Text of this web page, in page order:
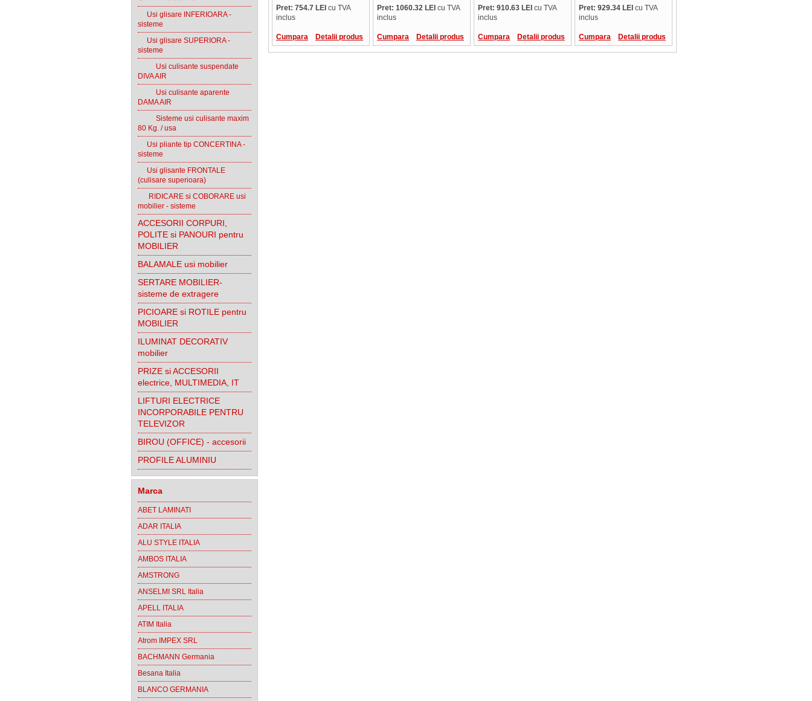
Usi glisare INFERIOARA -
sisteme
Usi glisare SUPERIORA -
sisteme
Usi culisante suspendate
DIVA AIR
Usi culisante aparente
DAMA AIR
Sisteme usi culisante maxim
80 Kg. / usa
Usi pliante tip CONCERTINA -
sisteme
Usi glisante FRONTALE
(culisare superioara)
RIDICARE si COBORARE usi
mobilier - sisteme
ACCESORII CORPURI,
POLITE si PANOURI pentru
MOBILIER
BALAMALE usi mobilier
SERTARE MOBILIER-
sisteme de extragere
PICIOARE si ROTILE pentru
MOBILIER
ILUMINAT DECORATIV
mobilier
PRIZE si ACCESORII
electrice, MULTIMEDIA, IT
LIFTURI ELECTRICE
INCORPORABILE PENTRU
TELEVIZOR
BIROU (OFFICE) - accesorii
PROFILE ALUMINIU
Marca
ABET LAMINATI
ADAR ITALIA
ALU STYLE ITALIA
AMBOS ITALIA
AMSTRONG
ANSELMI SRL Italia
APELL ITALIA
ATIM Italia
Atrom IMPEX SRL
BACHMANN Germania
Besana Italia
BLANCO GERMANIA
Pret: 754.7 LEI cu TVA
inclus
Cumpara Detalii produs
Pret: 1060.32 LEI cu TVA
inclus
Cumpara Detalii produs
Pret: 910.63 LEI cu TVA
inclus
Cumpara Detalii produs
Pret: 929.34 LEI cu TVA
inclus
Cumpara Detalii produs